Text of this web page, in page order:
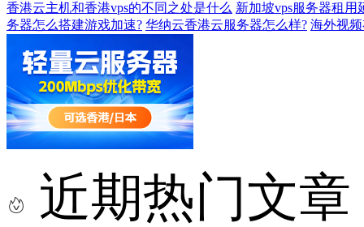
香港云主机和香港vps的不同之处是什么 新加坡vps服务器租用
务器怎么搭建游戏加速? 华纳云香港云服务器怎么样? 海外视
近期热门文章